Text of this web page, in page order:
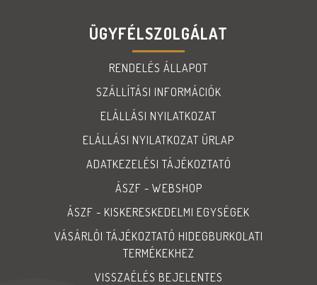
ÜGYFÉLSZOLGÁLAT
RENDELÉS ÁLLAPOT
SZÁLLÍTÁSI INFORMÁCIÓK
ELÁLLÁSI NYILATKOZAT
ELÁLLÁSI NYILATKOZAT ŰRLAP
ADATKEZELÉSI TÁJÉKOZTATÓ
ÁSZF - WEBSHOP
ÁSZF - KISKERESKEDELMI EGYSÉGEK
VÁSÁRLÓI TÁJÉKOZTATÓ HIDEGBURKOLATI
TERMÉKEKHEZ
VISSZAÉLÉS BEJELENTES